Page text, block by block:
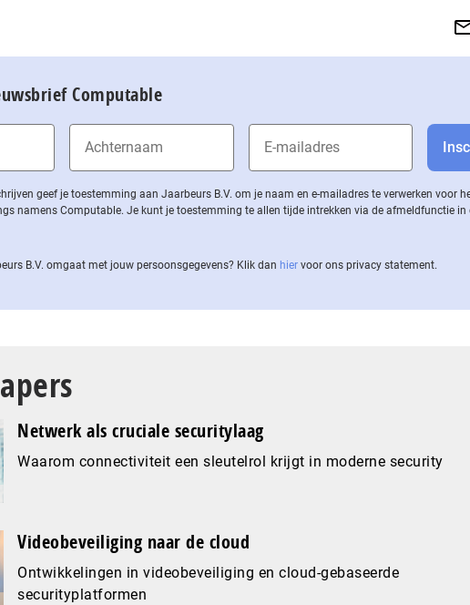
Computable
geef je toestemming aan Jaarbeurs B.V. om je naam en e-mailadres te verwerken voor
namens Computable. Je kunt je toestemming te allen tijde intrekken via de af­meld­func­tie in
B.V. omgaat met jouw per­soons­ge­ge­vens? Klik dan hier voor ons privacy statement.
Netwerk als cruciale securitylaag
Waarom connectiviteit een sleutelrol krijgt in moderne security
Videobeveiliging naar de cloud
Ontwikkelingen in videobeveiliging en cloud-gebaseerde
securityplatformen